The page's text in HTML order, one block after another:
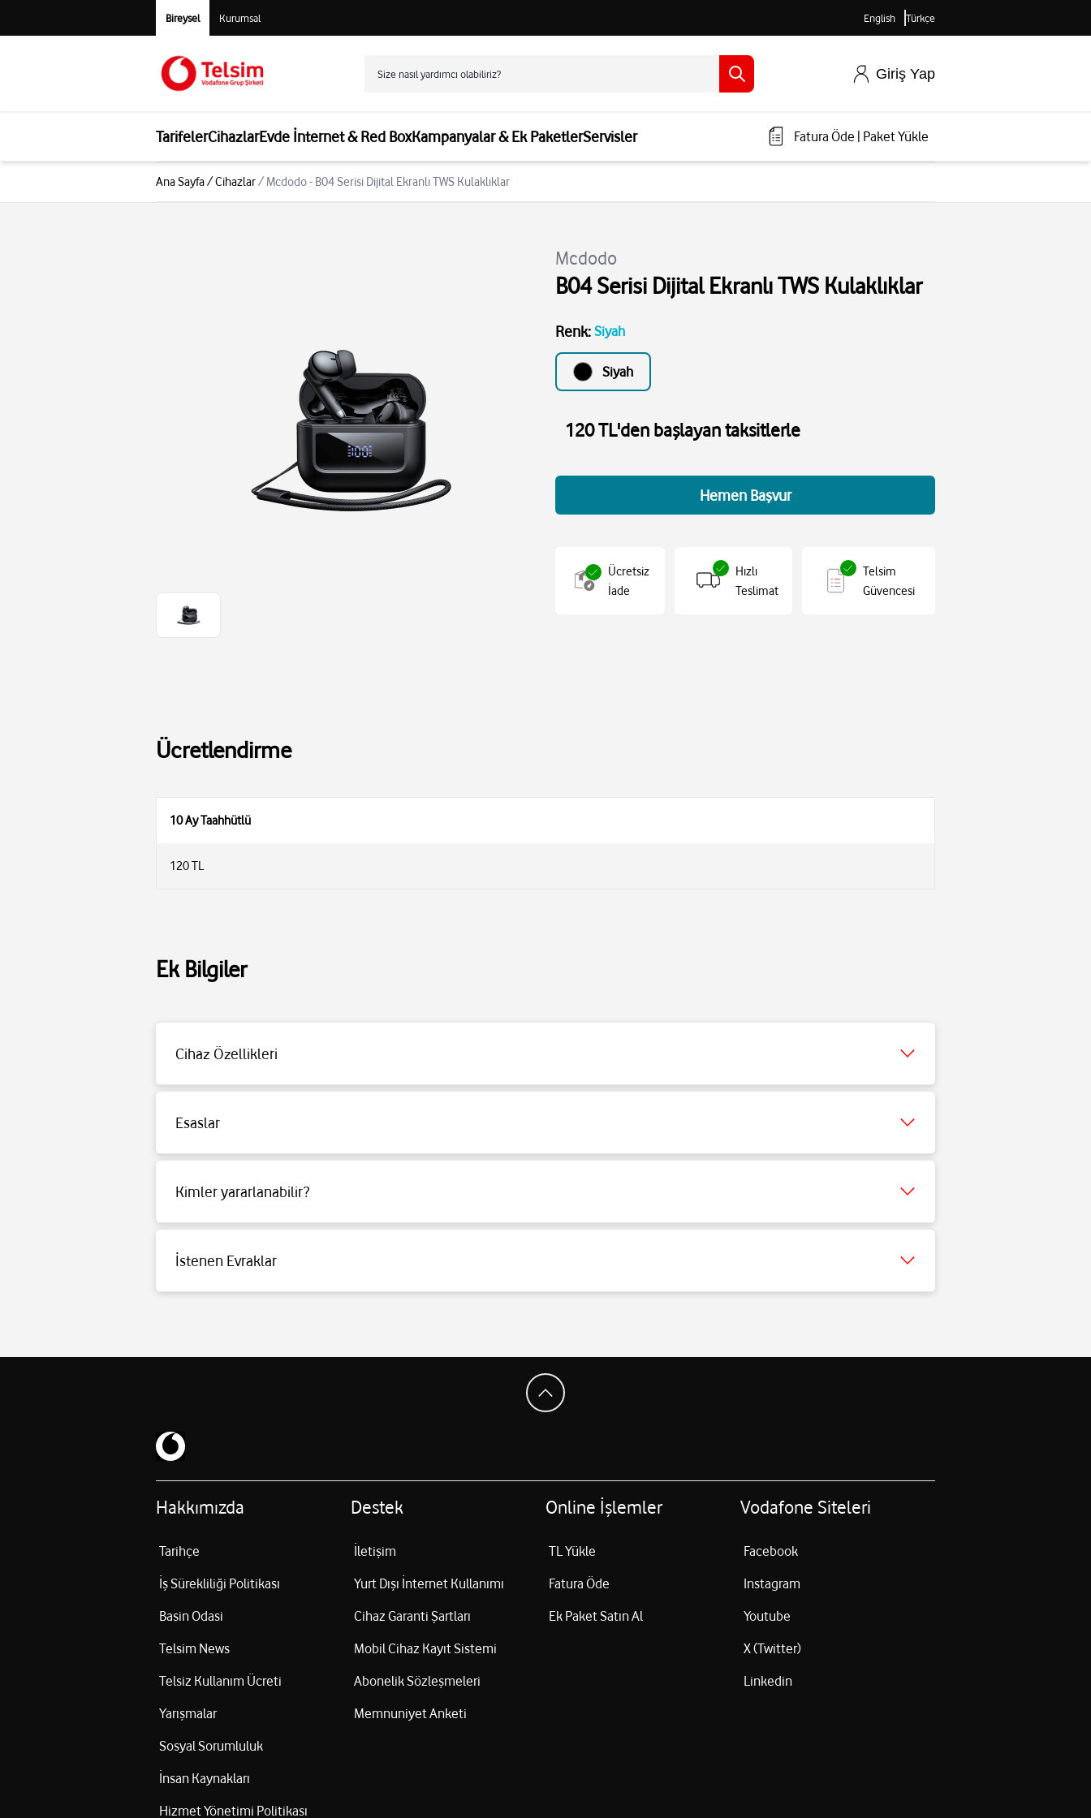
Bireysel Kurumsal English Türkçe
Giriş Yap
TarifelerCihazlarEvde İnternet & Red BoxKampanyalar & Ek PaketlerServisler Fatura Öde Paket Yükle
Ana Sayfa/Cihazlar/ Mcdodo - B04 Serisi Dijital Ekranlı TWS Kulaklıklar
Mcdodo
B04 Serisi Dijital Ekranlı TWS Kulaklıklar
Renk: Siyah
Siyah
120 TL'den başlayan taksitlerle
Hemen Başvur
Ücretsiz
İade
Hızlı
Teslimat
Telsim
Güvencesi
Ücretlendirme
10 Ay Taahhütlü
120 TL
Ek Bilgiler
Cihaz Özellikleri
Esaslar
Detaylı bilgi için tıklayınız.
Kimler yararlanabilir?
Detaylı bilgi için tıklayınız.
İstenen Evraklar
Detaylı bilgi için tıklayınız.
Hakkımızda
Tarihçe
İş Sürekliliği Politikası
Basin Odasi
Telsim News
Telsiz Kullanım Ücreti
Yarışmalar
Sosyal Sorumluluk
İnsan Kaynakları
Hizmet Yönetimi Politikası
Destek
İletişim
Yurt Dışı İnternet Kullanımı
Cihaz Garanti Şartları
Mobil Cihaz Kayıt Sistemi
Abonelik Sözleşmeleri
Memnuniyet Anketi
Online İşlemler
TL Yükle
Fatura Öde
Ek Paket Satın Al
Vodafone Siteleri
Facebook
Instagram
Youtube
X (Twitter)
Linkedin